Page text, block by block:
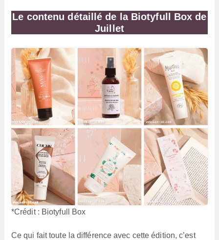
Le contenu détaillé de la Biotyfull Box de
Juillet
*Crédit : Biotyfull Box
Ce qui fait toute la différence avec cette édition, c’est